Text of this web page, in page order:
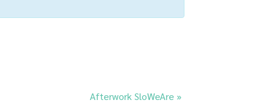
Afterwork SloWeAre »